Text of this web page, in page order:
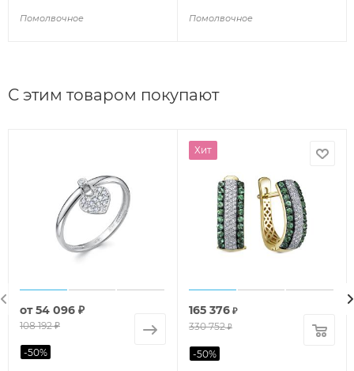
Помолвочное Помолвочное
С этим товаром покупают
от54 096 ₽
108 192 ₽
-50%
Хит
165 376 ₽
330 752₽
-50%